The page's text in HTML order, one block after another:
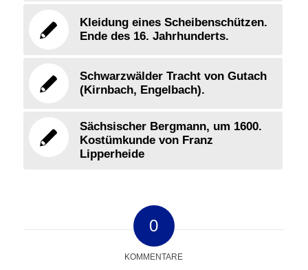
Kleidung eines Scheibenschützen.
Ende des 16. Jahrhunderts.
Schwarzwälder Tracht von Gutach
(Kirnbach, Engelbach).
Sächsischer Bergmann, um 1600.
Kostümkunde von Franz
Lipperheide
0
KOMMENTARE